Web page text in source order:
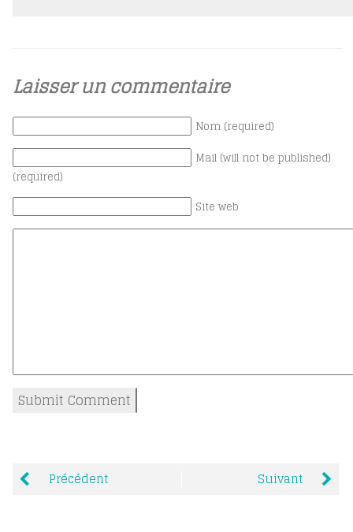
Laisser un commentaire
Nom (required)
Mail (will not be published)
(required)
Site web
Précédent Suivant